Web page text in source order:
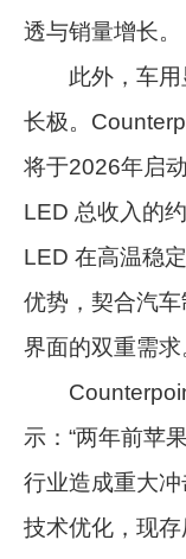
透与销量增长。
此外，车用
长极。
将于2026年启
LED 总收入的
LED 在高温稳
优势，契合汽
界面的双重需求
Counterpoint
示：“两年前苹
行业造成重大
技术优化，现